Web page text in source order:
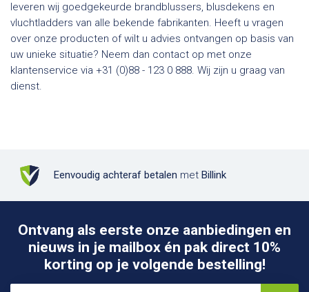
leveren wij goedgekeurde brandblussers, blusdekens en
vluchtladders van alle bekende fabrikanten. Heeft u vragen
over onze producten of wilt u advies ontvangen op basis van
uw unieke situatie? Neem dan contact op met onze
klantenservice via +31 (0)88 - 123 0 888. Wij zijn u graag van
dienst.
Eenvoudig achteraf betalen met Billink
Ontvang als eerste onze aanbiedingen en
nieuws in je mailbox én pak direct 10%
korting op je volgende bestelling!